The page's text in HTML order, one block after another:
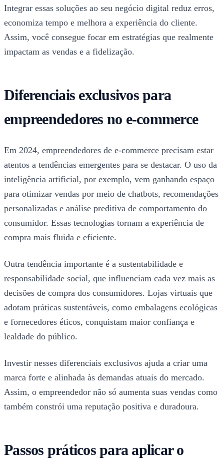
Integrar essas soluções ao seu negócio digital reduz erros,
economiza tempo e melhora a experiência do cliente.
Assim, você consegue focar em estratégias que realmente
impactam as vendas e a fidelização.
Diferenciais exclusivos para
empreendedores no e-commerce
Em 2024, empreendedores de e-commerce precisam estar
atentos a tendências emergentes para se destacar. O uso da
inteligência artificial, por exemplo, vem ganhando espaço
para otimizar vendas por meio de chatbots, recomendações
personalizadas e análise preditiva de comportamento do
consumidor. Essas tecnologias tornam a experiência de
compra mais fluida e eficiente.
Outra tendência importante é a sustentabilidade e
responsabilidade social, que influenciam cada vez mais as
decisões de compra dos consumidores. Lojas virtuais que
adotam práticas sustentáveis, como embalagens ecológicas
e fornecedores éticos, conquistam maior confiança e
lealdade do público.
Investir nesses diferenciais exclusivos ajuda a criar uma
marca forte e alinhada às demandas atuais do mercado.
Assim, o empreendedor não só aumenta suas vendas como
também constrói uma reputação positiva e duradoura.
Passos práticos para aplicar o